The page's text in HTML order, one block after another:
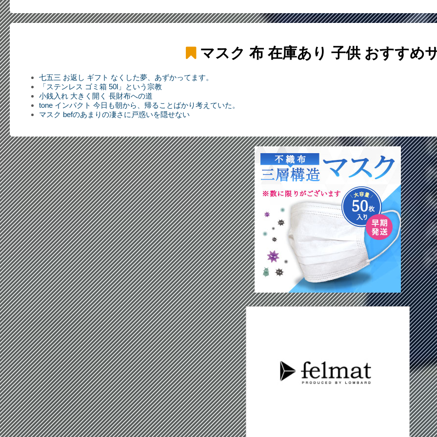
マスク 布 在庫あり 子供おすすめ
七五三 お返し ギフト なくした夢、あずかってます。
「ステンレス ゴミ箱 50l」という宗教
小銭入れ 大きく開く 長財布への道
tone インパクト 今日も朝から、帰ることばかり考えていた。
マスク befのあまりの凄さに戸惑いを隠せない